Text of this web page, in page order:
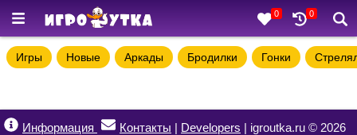
0 0
Игры Новые Аркады Бродилки Гонки
Информация Контакты | Developers | igroutka.ru © 2026